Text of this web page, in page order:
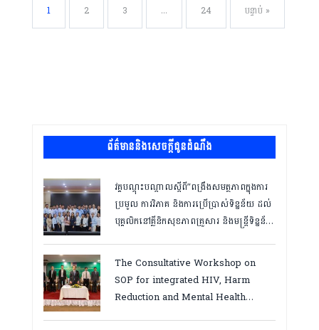
1 2 3 … 24 បន្ទាប់ »
ព័ត៌មាននិងសេចក្តីជូនដំណឹង
វគ្គបណ្ដុះបណ្ដាលស្តីពី”ពង្រឹងសមត្ថភាពក្នុងការ
ប្រមូល ការវិភាគ និងការប្រើប្រាស់ទិន្នន័យ ដល់
បុគ្គលិកនៅគ្លីនិកសុខភាពគ្រួសារ និងមន្ត្រីទិន្នន័យ
ឆ្នាំ២០២៦
The Consultative Workshop on
SOP for integrated HIV, Harm
Reduction and Mental Health